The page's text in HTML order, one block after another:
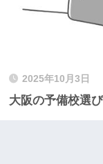
2025年10月3日
大阪の予備校選